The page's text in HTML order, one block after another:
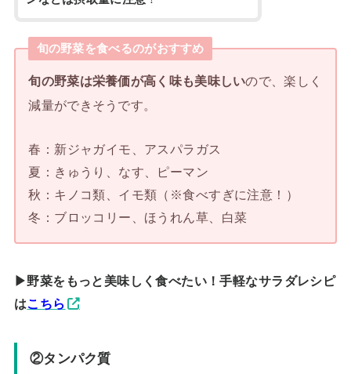
旬の野菜を食べるのがおすすめ
旬の野菜は栄養価が高く味も美味しいので、楽しく
減量ができそうです。
春：新ジャガイモ、アスパラガス
夏：きゅうり、なす、ピーマン
秋：キノコ類、イモ類（※食べすぎに注意！）
冬：ブロッコリー、ほうれん草、白菜
▶︎野菜をもっと美味しく食べたい！手軽なサラダレシピ
はこちら
②タンパク質